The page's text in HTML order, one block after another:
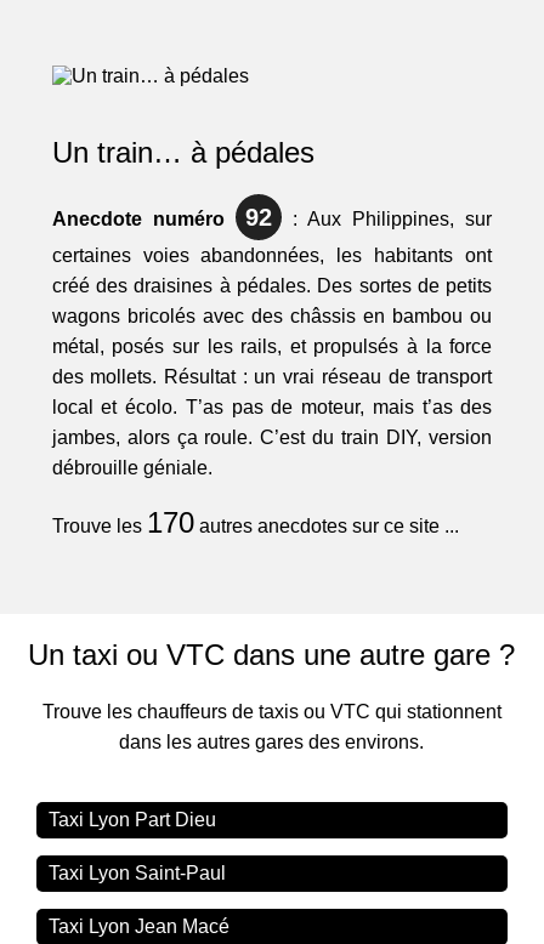
Un train… à pédales
Anecdote numéro 92 : Aux Philippines, sur
certaines voies abandonnées, les habitants ont
créé des draisines à pédales. Des sortes de petits
wagons bricolés avec des châssis en bambou ou
métal, posés sur les rails, et propulsés à la force
des mollets. Résultat : un vrai réseau de transport
local et écolo. T’as pas de moteur, mais t’as des
jambes, alors ça roule. C’est du train DIY, version
débrouille géniale.
Trouve les 170autres anecdotes sur ce site ...
Un taxi ou VTC dans une autre gare ?
Trouve les chauffeurs de taxis ou VTC qui stationnent
dans les autres gares des environs.
Taxi Lyon Part Dieu
Taxi Lyon Saint-Paul
Taxi Lyon Jean Macé